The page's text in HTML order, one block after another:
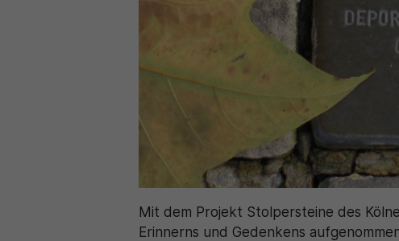
Mit dem Projekt Stolpersteine des
Erinnerns und Gedenkens